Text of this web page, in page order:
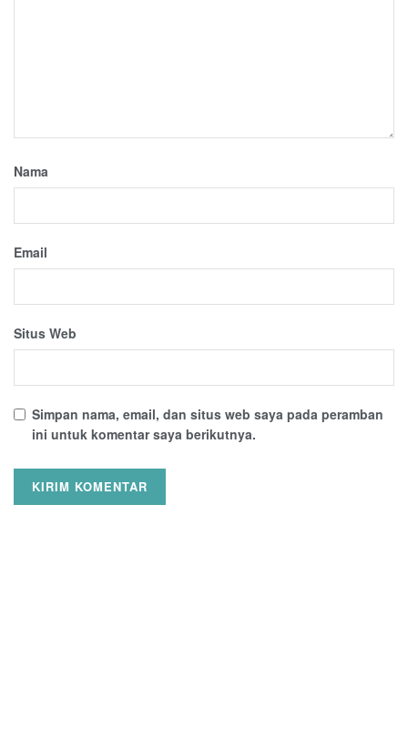
Nama
Email
Situs Web
Simpan nama, email, dan situs web saya pada peramban
ini untuk komentar saya berikutnya.